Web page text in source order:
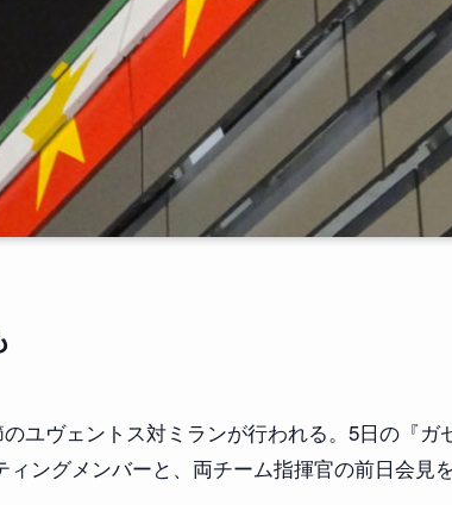
ユヴェントス対ミランが行われる。5日の『ガ
ィングメンバーと、両チーム指揮官の前日会見を